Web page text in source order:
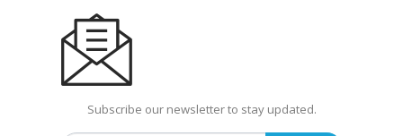
Subscribe our newsletter to stay updated.